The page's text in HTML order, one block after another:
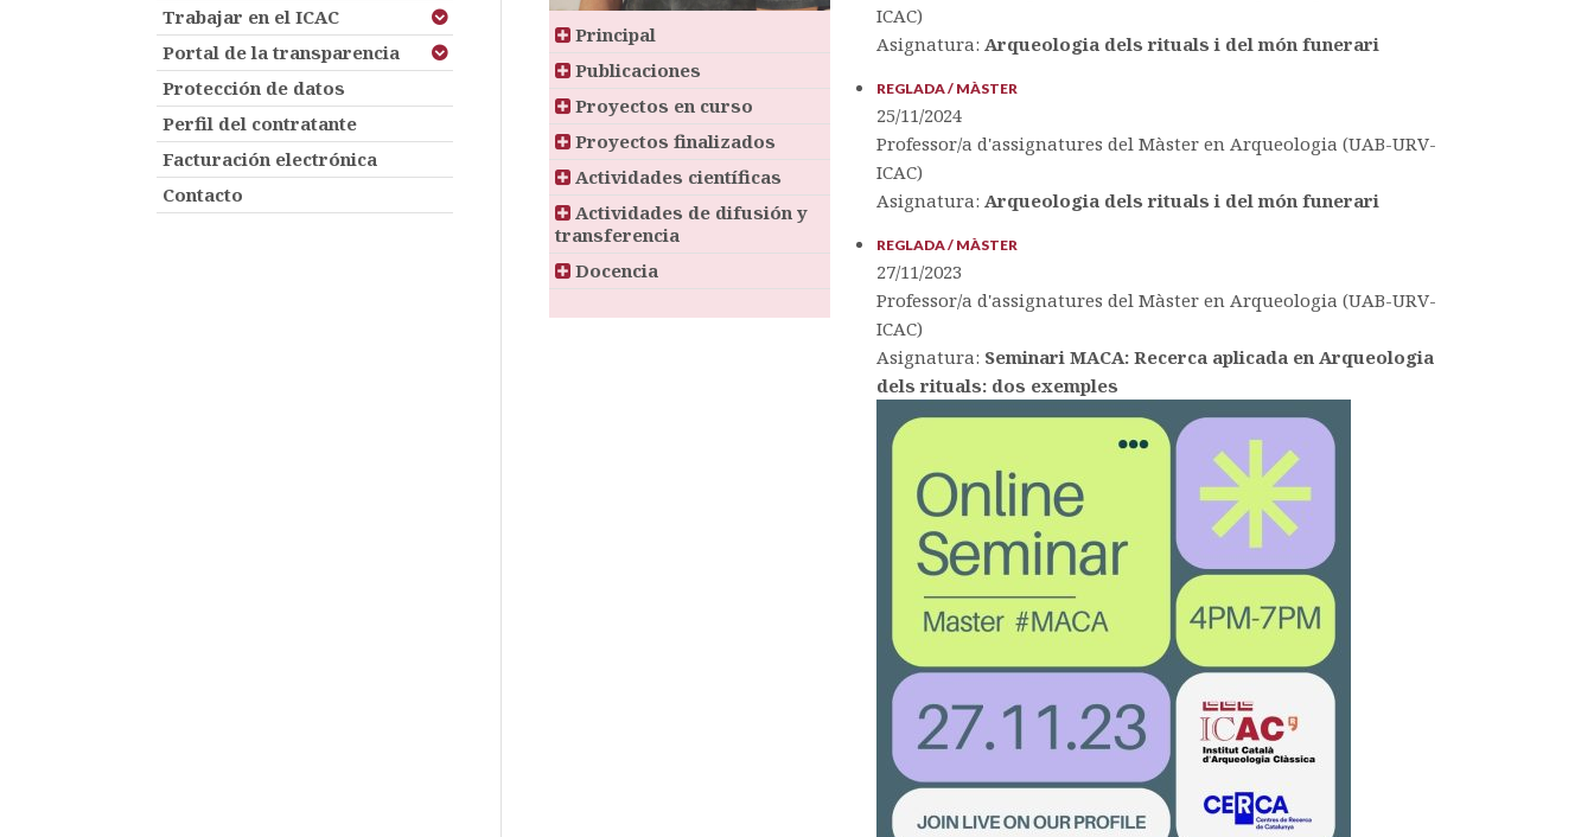
Principal
Publicaciones
Proyectos en curso
Proyectos finalizados
Actividades científicas
Actividades de difusión y
transferencia
Docencia
ICAC)
Asignatura:Arqueologia dels rituals i del món funerari
REGLADA / MÀSTER
25/11/2024
Professor/a d'assignatures del Màster en Arqueologia (UAB-URV-
ICAC)
Asignatura:Arqueologia dels rituals i del món funerari
REGLADA / MÀSTER
27/11/2023
Professor/a d'assignatures del Màster en Arqueologia (UAB-URV-
ICAC)
Asignatura: Seminari MACA: Recerca aplicada en Arqueologia
dels rituals: dos exemples
Trabajar en el ICAC
Portal de la transparencia
Protección de datos
Perfil del contratante
Facturación electrónica
Contacto